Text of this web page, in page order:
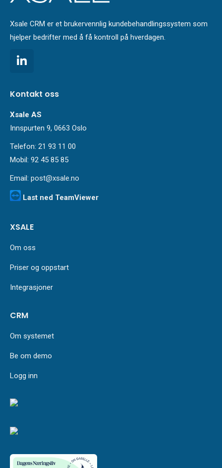
Xsale CRM er et brukervennlig kundebehandlingssystem som
hjelper bedrifter med å få kontroll på hverdagen.
Kontakt oss
Xsale AS
Innspurten 9, 0663 Oslo
Telefon: 21 93 11 00
Mobil: 92 45 85 85
Email: post@xsale.no
Last ned TeamViewer
XSALE
Om oss
Priser og oppstart
Integrasjoner
CRM
Om systemet
Be om demo
Logg inn